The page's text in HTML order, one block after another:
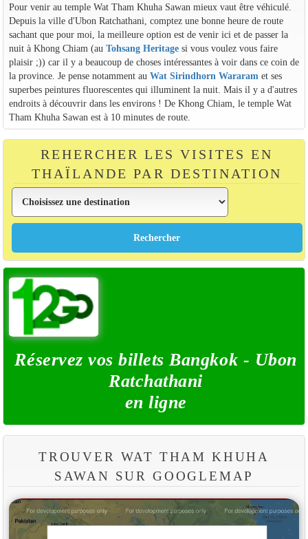
Pour venir au temple Wat Tham Khuha Sawan mieux vaut être véhiculé.
Depuis la ville d'Ubon Ratchathani, comptez une bonne heure de route
sachant que pour moi, la meilleure option est de venir ici et de passer la
nuit à Khong Chiam (au Tohsang Heritagesi vous voulez vous faire
plaisir ;)) car il y a beaucoup de choses intéressantes à voir dans ce coin de
la province. Je pense notamment au Wat Sirindhorn Wararam et ses
superbes peintures fluorescentes qui illuminent la nuit. Mais il y a d'autres
endroits à découvrir dans les environs ! De Khong Chiam, le temple Wat
Tham Khuha Sawan est à 10 minutes de route.
REHERCHER LES VISITES EN
THAÏLANDE PAR DESTINATION
Réservez vos billets Bangkok - Ubon
Ratchathani
en ligne
TROUVER WAT THAM KHUHA
SAWAN SUR GOOGLEMAP